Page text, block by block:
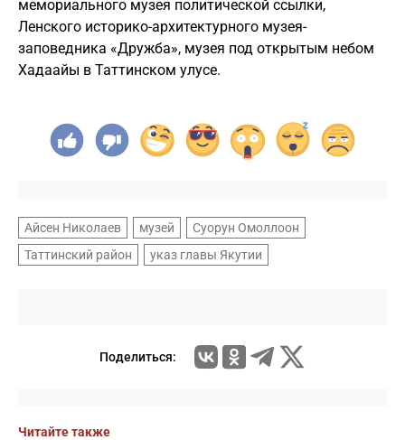
мемориального музея политической ссылки,
Ленского историко-архитектурного музея-
заповедника «Дружба», музея под открытым небом
Хадаайы в Таттинском улусе.
Айсен Николаев музей
Суорун Омоллоон
Таттинский район
указ главы Якутии
Поделиться:
Читайте также